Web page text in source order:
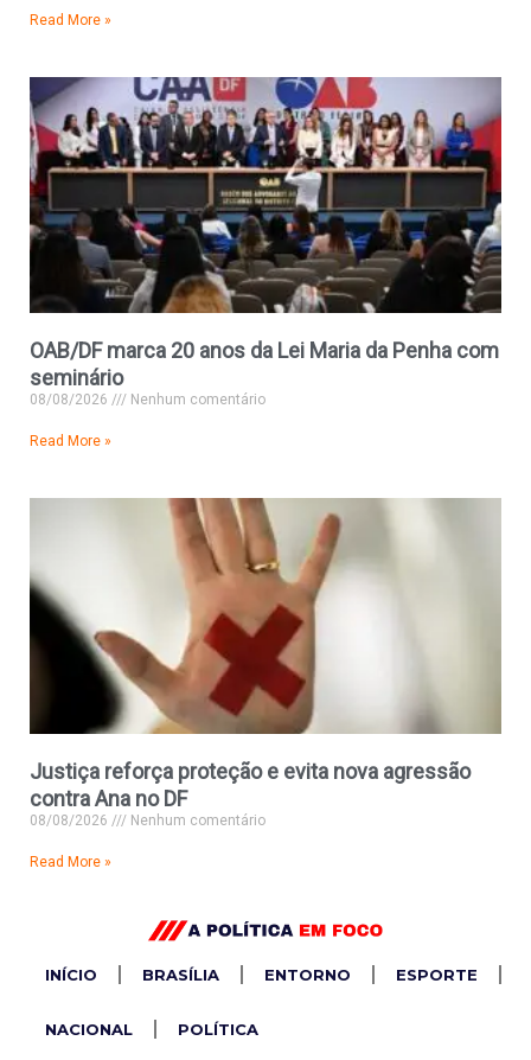
Read More »
OAB/DF marca 20 anos da Lei Maria da Penha com
seminário
08/08/2026 Nenhum comentário
Read More »
Justiça reforça proteção e evita nova agressão
contra Ana no DF
08/08/2026 Nenhum comentário
Read More »
INÍCIO BRASÍLIA ENTORNO ESPORTE
NACIONAL POLÍTICA